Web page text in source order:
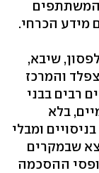
המשתתפים
מידע הכרחי.
שיבא,
והמרכז
רבים בבני
בלא
ומבלי
שבמקרים
ההסכמה